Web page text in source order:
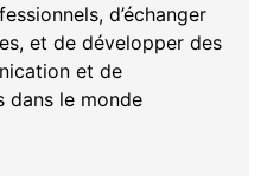
d’échanger
et de développer des
et de
dans le monde